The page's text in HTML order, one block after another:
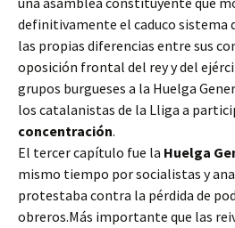
definitivamente el caduco sistema
las propias diferencias entre sus
oposición frontal del rey y del
grupos burgueses a la Huelga
los catalanistas de la Lliga a
concentración.
El tercer capítulo fue la Huelga
mismo tiempo por socialistas y
protestaba contra la pérdida de
obreros.Más importante que las